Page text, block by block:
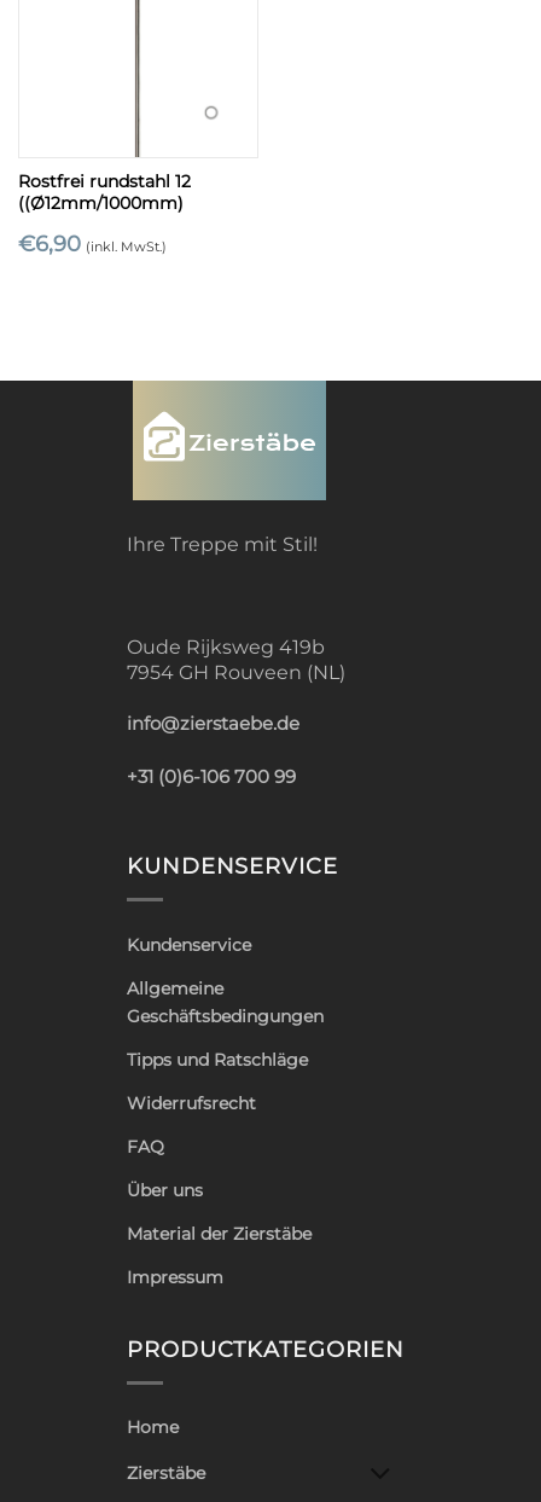
Rostfrei rundstahl 12
((Ø12mm/1000mm)
€6,90 (inkl. MwSt.)
Ihre Treppe mit Stil!
Oude Rijksweg 419b
7954 GH Rouveen (NL)
info@zierstaebe.de
+31 (0)6-106 700 99
KUNDENSERVICE
Kundenservice
Allgemeine
Geschäftsbedingungen
Tipps und Ratschläge
Widerrufsrecht
FAQ
Über uns
Material der Zierstäbe
Impressum
PRODUCTKATEGORIEN
Home
Zierstäbe